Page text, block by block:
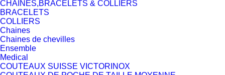
CHAINES,BRACELETS & COLLIERS
BRACELETS
COLLIERS
Chaines
Chaines de chevilles
Ensemble
Medical
COUTEAUX SUISSE VICTORINOX